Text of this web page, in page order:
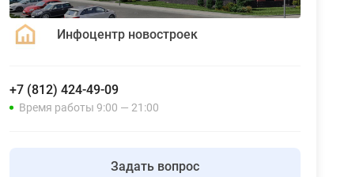
Инфоцентр новостроек
+7 (812) 424-49-09
Время работы 9:00 — 21:00
Задать вопрос